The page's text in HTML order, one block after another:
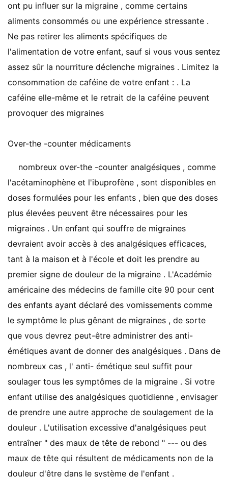
ont pu influer sur la migraine , comme certains
aliments consommés ou une expérience stressante .
Ne pas retirer les aliments spécifiques de
l'alimentation de votre enfant, sauf si vous vous sentez
assez sûr la nourriture déclenche migraines . Limitez la
consommation de caféine de votre enfant : . La
caféine elle-même et le retrait de la caféine peuvent
provoquer des migraines
Over-the -counter médicaments
nombreux over-the -counter analgésiques , comme
l'acétaminophène et l'ibuprofène , sont disponibles en
doses formulées pour les enfants , bien que des doses
plus élevées peuvent être nécessaires pour les
migraines . Un enfant qui souffre de migraines
devraient avoir accès à des analgésiques efficaces,
tant à la maison et à l'école et doit les prendre au
premier signe de douleur de la migraine . L'Académie
américaine des médecins de famille cite 90 pour cent
des enfants ayant déclaré des vomissements comme
le symptôme le plus gênant de migraines , de sorte
que vous devrez peut-être administrer des anti-
émétiques avant de donner des analgésiques . Dans de
nombreux cas , l' anti- émétique seul suffit pour
soulager tous les symptômes de la migraine . Si votre
enfant utilise des analgésiques quotidienne , envisager
de prendre une autre approche de soulagement de la
douleur . L'utilisation excessive d'analgésiques peut
entraîner " des maux de tête de rebond " --- ou des
maux de tête qui résultent de médicaments non de la
douleur d'être dans le système de l'enfant .